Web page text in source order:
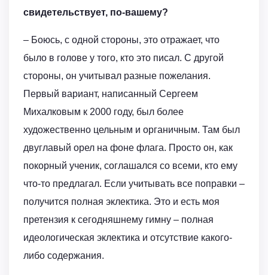
свидетельствует, по-вашему?
– Боюсь, с одной стороны, это отражает, что
было в голове у того, кто это писал. С другой
стороны, он учитывал разные пожелания.
Первый вариант, написанный Сергеем
Михалковым к 2000 году, был более
художественно цельным и органичным. Там был
двуглавый орел на фоне флага. Просто он, как
покорный ученик, соглашался со всеми, кто ему
что-то предлагал. Если учитывать все поправки –
получится полная эклектика. Это и есть моя
претензия к сегодняшнему гимну – полная
идеологическая эклектика и отсутствие какого-
либо содержания.